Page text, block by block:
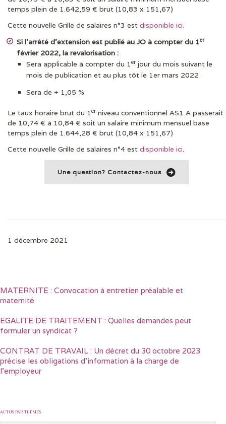
temps plein de 1.642,59 € brut (10,83 x 151,67)
Cette nouvelle Grille de salaires n°3 est disponible ici.
Si l’arrêté d’extension est publié au JO à compter du 1er
février 2022, la revalorisation :
Sera applicable à compter du 1er jour du mois suivant le
mois de publication et au plus tôt le 1er mars 2022
Sera de + 1,05 %
Le taux horaire brut du 1er niveau conventionnel AS1 A passerait
de 10,74 € à 10,84 € soit un salaire minimum mensuel base
temps plein de 1.644,28 € brut (10,84 x 151,67)
Cette nouvelle Grille de salaires n°4 est disponible ici.
Une question? Contactez-nous
1 décembre 2021
MATERNITE : Convocation à entretien préalable et
maternité
EGALITE DE TRAITEMENT : Quelles demandes peut
formuler un syndicat ?
CONTRAT DE TRAVAIL : Un décret du 30 octobre 2023
précise les obligations d’information à la charge de
l’employeur
ACTUS PAR THÈMES